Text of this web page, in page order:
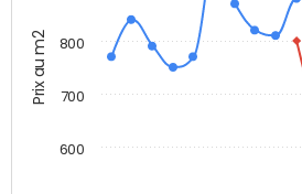
Prix au m2
600
700
800